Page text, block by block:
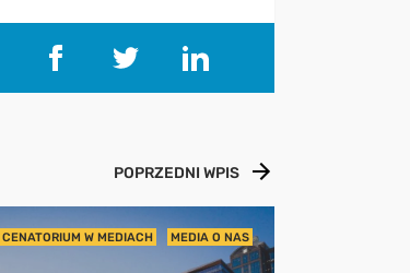
POPRZEDNI WPIS
CENATORIUM W MEDIACH MEDIA O NAS